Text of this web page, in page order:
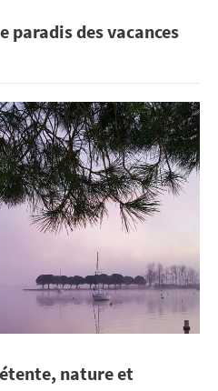
paradis des vacances
nature et